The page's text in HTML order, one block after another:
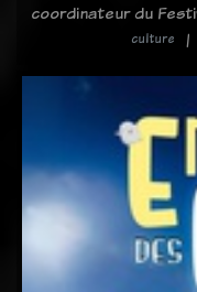
coordinateur du
culture